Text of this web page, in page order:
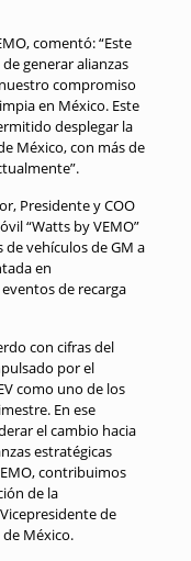
comentó: “Este
generar alianzas
compromiso
en México. Este
desplegar la
México, con más de
Presidente y COO
“Watts by VEMO”
vehículos de GM a
en
de recarga
con cifras del
por el
como uno de los
En ese
el cambio hacia
estratégicas
contribuimos
de la
de
México.